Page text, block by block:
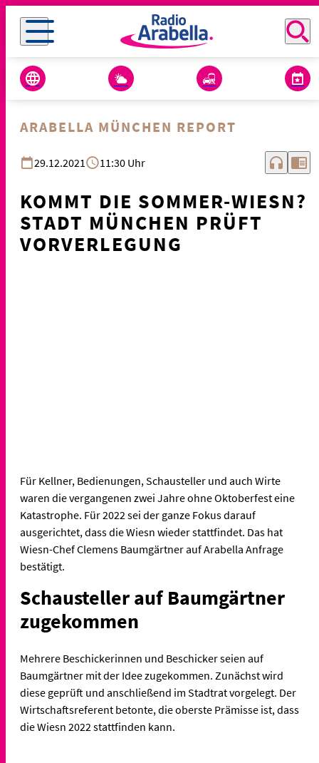
ARABELLA MÜNCHEN REPORT
29.12.2021 11:30 Uhr headphones chrome_reader_mode
KOMMT DIE SOMMER-WIESN?
STADT MÜNCHEN PRÜFT
VORVERLEGUNG
Für Kellner, Bedienungen, Schausteller und auch Wirte
waren die vergangenen zwei Jahre ohne Oktoberfest eine
Katastrophe. Für 2022 sei der ganze Fokus darauf
ausgerichtet, dass die Wiesn wieder stattfindet. Das hat
Wiesn-Chef Clemens Baumgärtner auf Arabella Anfrage
bestätigt.
Schausteller auf Baumgärtner
zugekommen
Mehrere Beschickerinnen und Beschicker seien auf
Baumgärtner mit der Idee zugekommen. Zunächst wird
diese geprüft und anschließend im Stadtrat vorgelegt. Der
Wirtschaftsreferent betonte, die oberste Prämisse ist, dass
die Wiesn 2022 stattfinden kann.